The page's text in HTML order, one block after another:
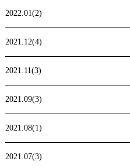
2022.01(2)
2021.12(4)
2021.11(3)
2021.09(3)
2021.08(1)
2021.07(3)